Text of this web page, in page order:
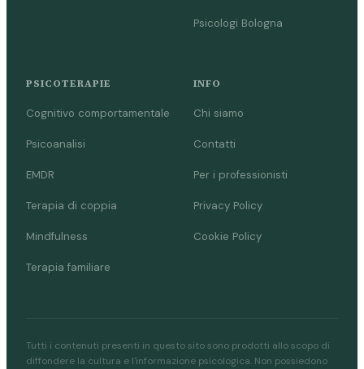
Psicologi Bologna
PSICOTERAPIE
Cognitivo comportamentale
Psicoanalisi
EMDR
Terapia di coppia
Mindfulness
Terapia familiare
INFO
Chi siamo
Contatti
Per i professionisti
Privacy Policy
Cookie Policy
Tutti i contenuti presenti in questo sito sono prodotti allo scopo di
diffondere la cultura e l'informazione psicologica. Non possiedono